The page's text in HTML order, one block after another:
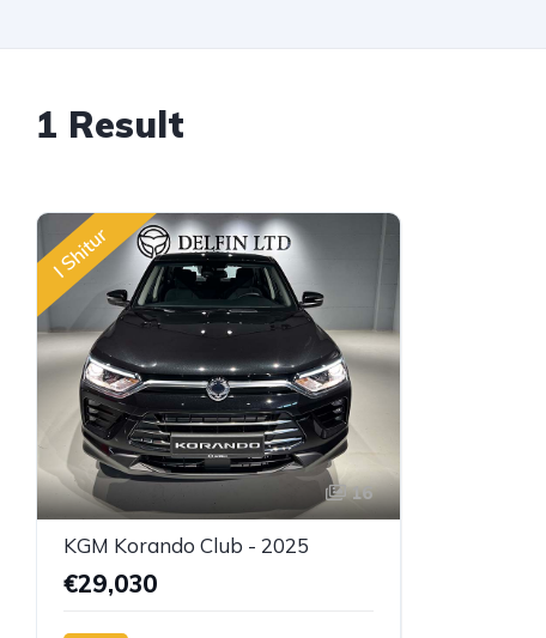
1 Result
I Shitur
16
KGM Korando Club - 2025
€29,030